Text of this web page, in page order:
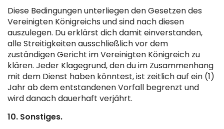
Diese Bedingungen unterliegen den Gesetzen des
Vereinigten Königreichs und sind nach diesen
auszulegen. Du erklärst dich damit einverstanden,
alle Streitigkeiten ausschließlich vor dem
zuständigen Gericht im Vereinigten Königreich zu
klären. Jeder Klagegrund, den du im Zusammenhang
mit dem Dienst haben könntest, ist zeitlich auf ein (1)
Jahr ab dem entstandenen Vorfall begrenzt und
wird danach dauerhaft verjährt.
10. Sonstiges.